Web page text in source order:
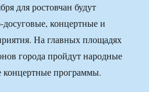
для ростовчан будут
досуговые, концертные и
На главных площадях
города пройдут народные
концертные программы.